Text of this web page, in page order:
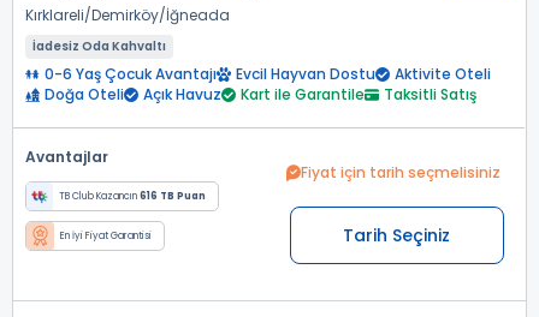
Kırklareli Demirköy İğneada
İadesiz Oda Kahvaltı
0-6 Yaş Çocuk Avantajı Evcil Hayvan Dostu
Aktivite Oteli
Doğa Oteli
Açık Havuz Kart ile Garantile Taksitli Satış
Avantajlar
TB Club Kazancın616 TB Puan
En İyi Fiyat Garantisi
Fiyat için tarih seçmelisiniz
Tarih Seçiniz